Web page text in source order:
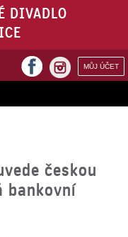
DIVADLO
MŮJ ÚČET
facebook
českou
bankovní